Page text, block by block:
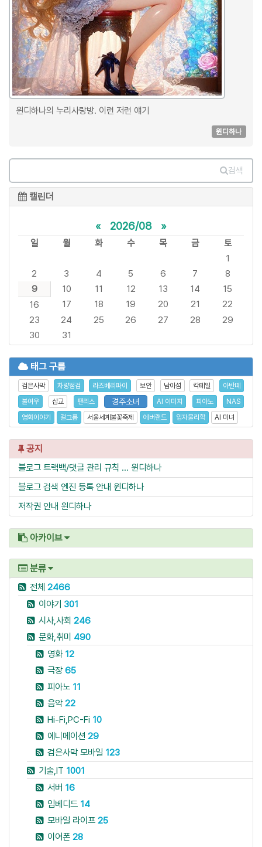
윈디하나의 누리사랑방. 이런 저런 얘기
윈디하나
검색
캘린더
« 2026/08 »
일 월 화 수 목 금
토
1
2
3 4 5 6 7
8
9
10 11 12 13 14
15
16
17 18 19 20 21
22
23
24 25 26 27 28
29
30
31
태그 구름
검은사막 차량점검 라즈베리파이 보안 남이섬 칵테일
아반떼
불여우
삽교 팬리스 경주소녀 AI 이미지 피아노
NAS
영화이야기
걸그룹 서울세계불꽃축제 에버랜드 입자물리학 AI 미녀
공지
블로그 트랙백/댓글 관리 규칙 ... 윈디하나
블로그 검색 엔진 등록 안내 윈디하나
저작권 안내 윈디하나
아카이브
분류
전체 2466
이야기 301
시사,사회 246
문화,취미 490
영화 12
극장65
피아노 11
음악22
Hi-Fi,PC-Fi 10
에니메이션 29
검은사막 모바일 123
기술,IT 1001
서버 16
임베디드 14
모바일 라이프 25
이어폰 28